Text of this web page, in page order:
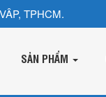
TPHCM.
SẢN PHẨM